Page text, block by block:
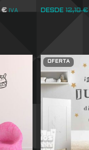
€ IVA DESDE 12,10€
OFERTA